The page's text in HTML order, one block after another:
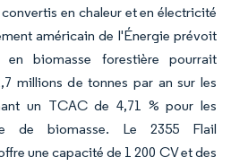
en chaleur et en électricité
américain de l'Énergie prévoit
en biomasse forestière pourrait
millions de tonnes par an sur les
un TCAC de 4,71 % pour les
de biomasse. Le 2355 Flail
une capacité de 1 200 CV et des